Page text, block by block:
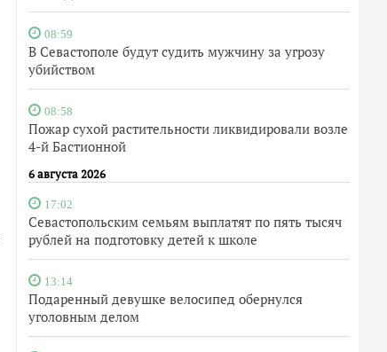
08:59
В Севастополе будут судить мужчину за угрозу
убийством
08:58
Пожар сухой растительности ликвидировали возле
4-й Бастионной
6 августа 2026
17:02
Севастопольским семьям выплатят по пять тысяч
рублей на подготовку детей к школе
13:14
Подаренный девушке велосипед обернулся
уголовным делом